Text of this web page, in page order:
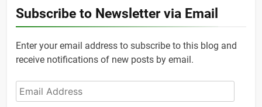
Subscribe to Newsletter via Email
Enter your email address to subscribe to this blog and
receive notifications of new posts by email.
Email
Address